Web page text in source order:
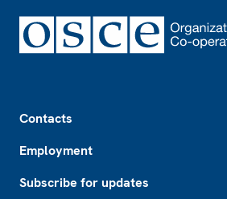
Contacts
Employment
Subscribe for updates